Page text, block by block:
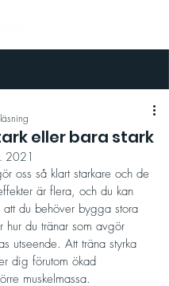
eller bara stark
2021
oss så klart starkare och de
är flera, och du kan
att du behöver bygga stora
hur du tränar som avgör
utseende. Att träna styrka
dig förutom ökad
muskelmassa.